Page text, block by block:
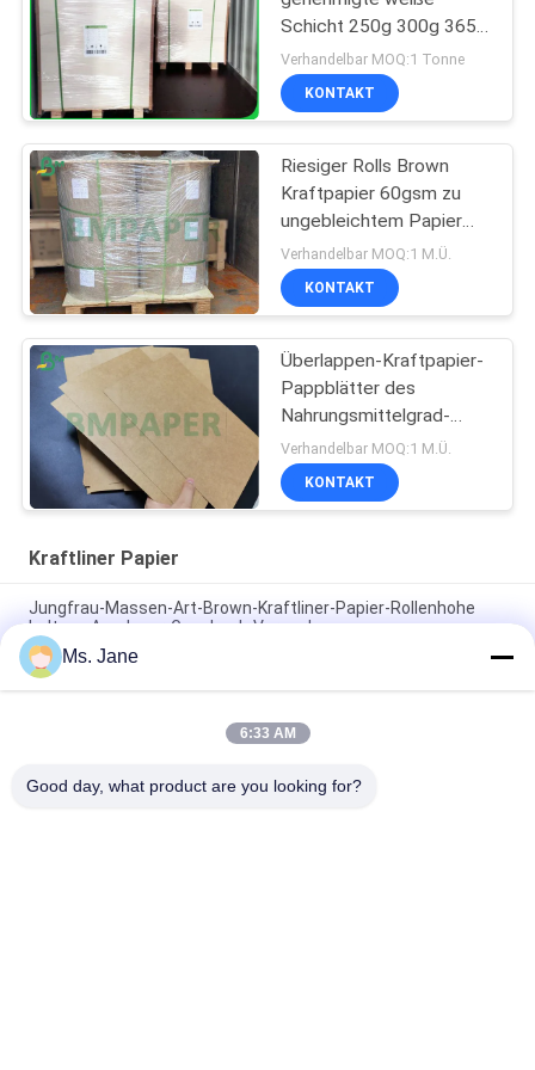
Schicht 250g 300g 365g
beschichtete braunes
Kraftpapierbrett
Verhandelbar MOQ:1 Tonne
KONTAKT
Riesiger Rolls Brown
Kraftpapier 60gsm zu
ungebleichtem Papier
des Überlappen-120gsm
für Umschlag
Verhandelbar MOQ:1 M.Ü.
KONTAKT
Überlappen-Kraftpapier-
Pappblätter des
Nahrungsmittelgrad-
unbeschichtete 250gr
300gr ungebleichte
Verhandelbar MOQ:1 M.Ü.
KONTAKT
Kraftliner Papier
Jungfrau-Massen-Art-Brown-Kraftliner-Papier-Rollenhohe
haltene Ausdauer-Geschenk-Verpackung
Brown-Kraftpapier-Jungfrau-Holzschliff 250GSM 300GSM für
Nahrungsmittelkästen
Hohes Zement-Kraftliner-Papier der Explosions-Widerstand-
Ms. Jane
6:33 AM
Good day, what product are you looking for?